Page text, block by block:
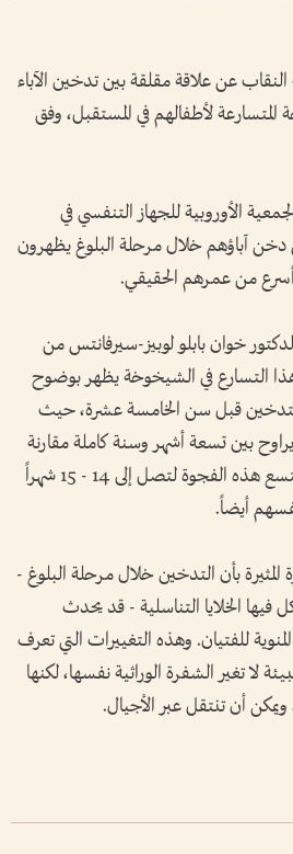
عن علاقة مقلقة بين تدخين الآباء
المتسارعة لأطفالهم في المستقبل، وفق
الأوروبية للجهاز التنفسي في
دخن آباؤهم خلال مرحلة البلوغ يظهرون
من عمرهم الحقيقي.
خوان بابلو لوبيز-سيرفانتس من
التسارع في الشيخوخة يظهر بوضوح
التدخين قبل سن الخامسة عشرة، حيث
يراوح بين تسعة أشهر وسنة كاملة مقارنة
بأعمارهم الزمنية الفعلية. وتتسع هذه الفجوة لتصل إلى 14 - 15 شهراً
أيضاً.
بأن التدخين خلال مرحلة البلوغ -
فيها الخلايا التناسلية - قد يحدث
للفتيان. وهذه التغييرات التي تعرف
لا تغير الشفرة الوراثية نفسها، لكنها
أن تنتقل عبر الأجيال.